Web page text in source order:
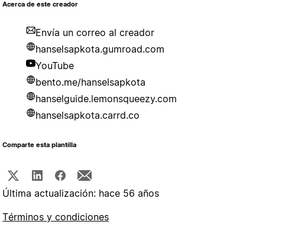
Acerca de este creador
Envía un correo al creador
hanselsapkota.gumroad.com
YouTube
bento.me/hanselsapkota
hanselguide.lemonsqueezy.com
hanselsapkota.carrd.co
Comparte esta plantilla
Última actualización: hace 56 años
Términos y condiciones